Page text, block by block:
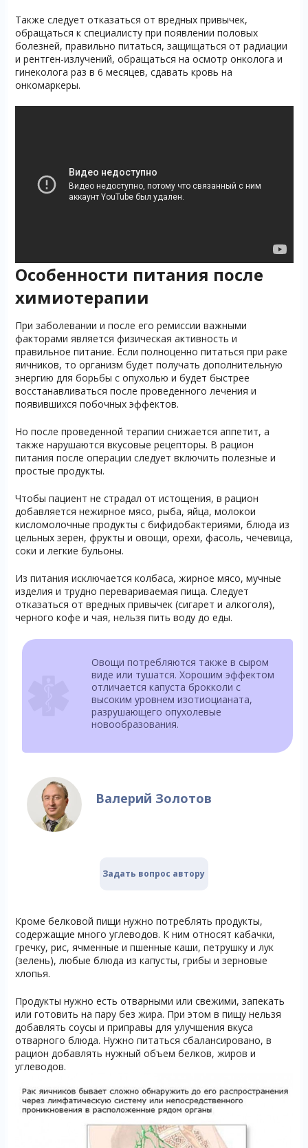
Также следует отказаться от вредных привычек,
обращаться к специалисту при появлении половых
болезней, правильно питаться, защищаться от радиации
и рентген-излучений, обращаться на осмотр онколога и
гинеколога раз в 6 месяцев, сдавать кровь на
онкомаркеры.
Особенности питания после
химиотерапии
При заболевании и после его ремиссии важными
факторами является физическая активность и
правильное питание. Если полноценно питаться при раке
яичников, то организм будет получать дополнительную
энергию для борьбы с опухолью и будет быстрее
восстанавливаться после проведенного лечения и
появившихся побочных эффектов.
Но после проведенной терапии снижается аппетит, а
также нарушаются вкусовые рецепторы. В рацион
питания после операции следует включить полезные и
простые продукты.
Чтобы пациент не страдал от истощения, в рацион
добавляется нежирное мясо, рыба, яйца, молокои
кисломолочные продукты с бифидобактериями, блюда из
цельных зерен, фрукты и овощи, орехи, фасоль, чечевица,
соки и легкие бульоны.
Из питания исключается колбаса, жирное мясо, мучные
изделия и трудно перевариваемая пища. Следует
отказаться от вредных привычек (сигарет и алкоголя),
черного кофе и чая, нельзя пить воду до еды.
Овощи потребляются также в сыром
виде или тушатся. Хорошим эффектом
отличается капуста брокколи с
высоким уровнем изотиоцианата,
разрушающего опухолевые
новообразования.
Валерий Золотов
Задать вопрос автору
Кроме белковой пищи нужно потреблять продукты,
содержащие много углеводов. К ним относят кабачки,
гречку, рис, ячменные и пшенные каши, петрушку и лук
(зелень), любые блюда из капусты, грибы и зерновые
хлопья.
Продукты нужно есть отварными или свежими, запекать
или готовить на пару без жира. При этом в пищу нельзя
добавлять соусы и приправы для улучшения вкуса
отварного блюда. Нужно питаться сбалансировано, в
рацион добавлять нужный объем белков, жиров и
углеводов.